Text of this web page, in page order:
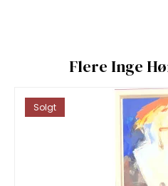
Flere Inge
Solgt